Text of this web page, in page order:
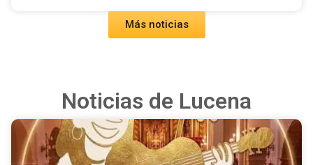
Más noticias
Noticias de Lucena